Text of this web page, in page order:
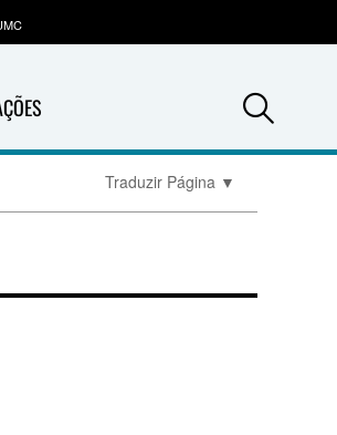
Traduzir Página ▼